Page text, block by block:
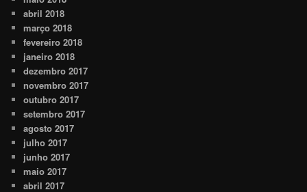
abril 2018
março 2018
fevereiro 2018
janeiro 2018
dezembro 2017
novembro 2017
outubro 2017
setembro 2017
agosto 2017
julho 2017
junho 2017
maio 2017
abril 2017